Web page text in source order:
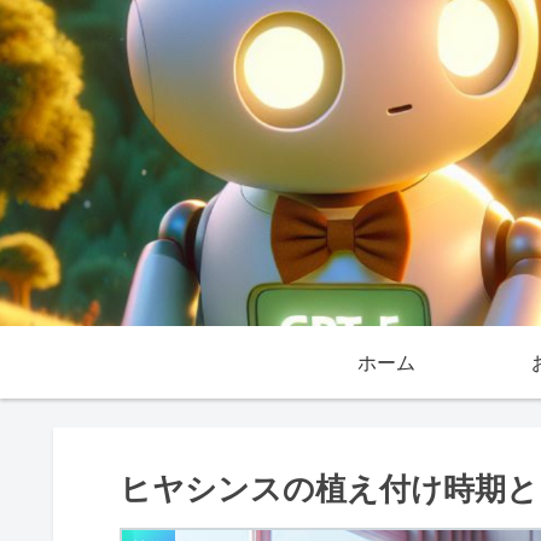
ホーム
ヒヤシンスの植え付け時期